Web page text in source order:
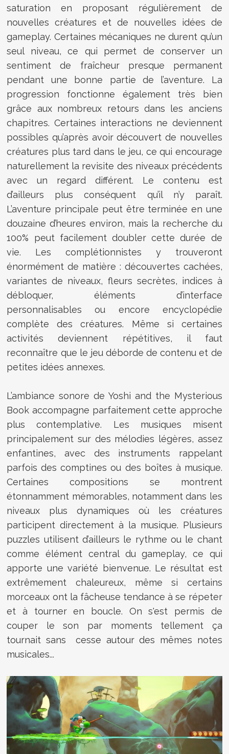
saturation en proposant régulièrement de
nouvelles créatures et de nouvelles idées de
gameplay. Certaines mécaniques ne durent qu’un
seul niveau, ce qui permet de conserver un
sentiment de fraîcheur presque permanent
pendant une bonne partie de l’aventure. La
progression fonctionne également très bien
grâce aux nombreux retours dans les anciens
chapitres. Certaines interactions ne deviennent
possibles qu’après avoir découvert de nouvelles
créatures plus tard dans le jeu, ce qui encourage
naturellement la revisite des niveaux précédents
avec un regard différent. Le contenu est
d’ailleurs plus conséquent qu’il n’y paraît.
L’aventure principale peut être terminée en une
douzaine d’heures environ, mais la recherche du
100% peut facilement doubler cette durée de
vie. Les complétionnistes y trouveront
énormément de matière : découvertes cachées,
variantes de niveaux, fleurs secrètes, indices à
débloquer, éléments d’interface
personnalisables ou encore encyclopédie
complète des créatures. Même si certaines
activités deviennent répétitives, il faut
reconnaître que le jeu déborde de contenu et de
petites idées annexes.
L’ambiance sonore de Yoshi and the Mysterious
Book accompagne parfaitement cette approche
plus contemplative. Les musiques misent
principalement sur des mélodies légères, assez
enfantines, avec des instruments rappelant
parfois des comptines ou des boîtes à musique.
Certaines compositions se montrent
étonnamment mémorables, notamment dans les
niveaux plus dynamiques où les créatures
participent directement à la musique. Plusieurs
puzzles utilisent d’ailleurs le rythme ou le chant
comme élément central du gameplay, ce qui
apporte une variété bienvenue. Le résultat est
extrêmement chaleureux, même si certains
morceaux ont la fâcheuse tendance à se répeter
et à tourner en boucle. On s'est permis de
couper le son par moments tellement ça
tournait sans cesse autour des mêmes notes
musicales...